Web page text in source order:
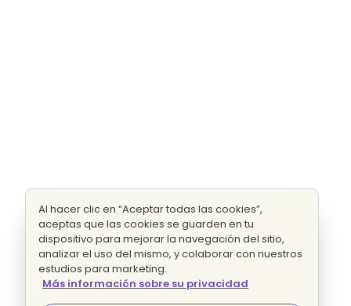
Al hacer clic en “Aceptar todas las cookies”,
aceptas que las cookies se guarden en tu
dispositivo para mejorar la navegación del sitio,
analizar el uso del mismo, y colaborar con nuestros
estudios para marketing.
Más información sobre su privacidad